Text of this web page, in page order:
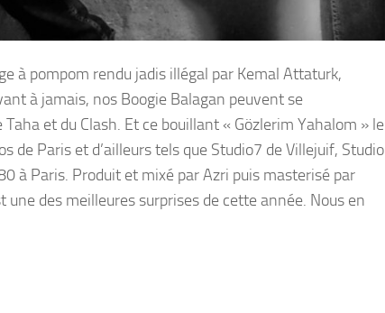
à pompom rendu jadis illégal par Kemal Attaturk,
à jamais, nos Boogie Balagan peuvent se
et du Clash. Et ce bouillant « Gözlerim Yahalom » le
de Paris et d’ailleurs tels que Studio7 de Villejuif, Studio
à Paris. Produit et mixé par Azri puis masterisé par
une des meilleures surprises de cette année. Nous en